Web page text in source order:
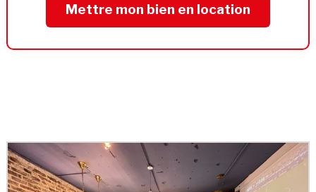
Mettre mon bien en location